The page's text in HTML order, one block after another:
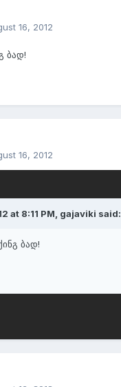
16, 2012
ბად!
16, 2012
at 8:11 PM, gajaviki said:
ბად!